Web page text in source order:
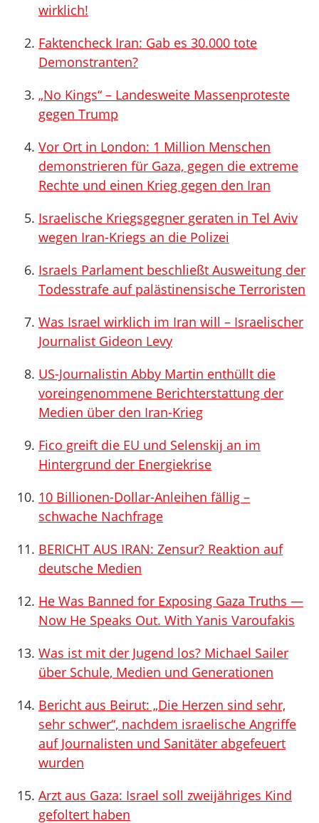
wirklich!
Faktencheck Iran: Gab es 30.000 tote
Demonstranten?
„No Kings“ – Landesweite Massenproteste
gegen Trump
Vor Ort in London: 1 Million Menschen
demonstrieren für Gaza, gegen die extreme
Rechte und einen Krieg gegen den Iran
Israelische Kriegsgegner geraten in Tel Aviv
wegen Iran-Kriegs an die Polizei
Israels Parlament beschließt Ausweitung der
Todesstrafe auf palästinensische Terroristen
Was Israel wirklich im Iran will – Israelischer
Journalist Gideon Levy
US-Journalistin Abby Martin enthüllt die
voreingenommene Berichterstattung der
Medien über den Iran-Krieg
Fico greift die EU und Selenskij an im
Hintergrund der Energiekrise
10 Billionen-Dollar-Anleihen fällig –
schwache Nachfrage
BERICHT AUS IRAN: Zensur? Reaktion auf
deutsche Medien
He Was Banned for Exposing Gaza Truths —
Now He Speaks Out. With Yanis Varoufakis
Was ist mit der Jugend los? Michael Sailer
über Schule, Medien und Generationen
Bericht aus Beirut: „Die Herzen sind sehr,
sehr schwer“, nachdem israelische Angriffe
auf Journalisten und Sanitäter abgefeuert
wurden
Arzt aus Gaza: Israel soll zweijähriges Kind
gefoltert haben